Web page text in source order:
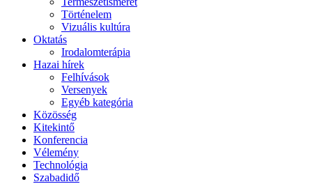
Történelem
Vizuális kultúra
Oktatás
Irodalomterápia
Hazai hírek
Felhívások
Versenyek
Egyéb kategória
Közösség
Kitekintő
Konferencia
Vélemény
Technológia
Szabadidő